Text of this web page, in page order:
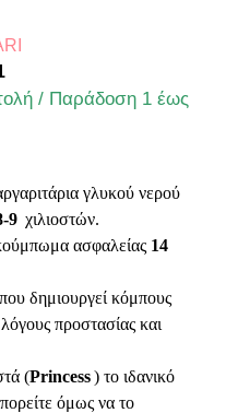
/ Παράδοση 1 έως
γλυκού νερού
9 χιλιοστών.
ασφαλείας 14
δημιουργεί κόμπους
προστασίας και
(Princess) το ιδανικό
όμως να το